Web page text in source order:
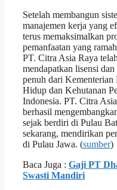
Setelah membangun
manajemen kerja yang
terus memaksimalkan
pemanfaatan yang
PT. Citra Asia Raya telah
mendapatkan lisensi
penuh dari Kementerian
Hidup dan Kehutanan
Indonesia. PT. Citra
berhasil
sejak berdiri di Pulau
sekarang, mendirikan
di Pulau Jawa. (sumber)
Baca Juga : Gaji PT
Swasti Mandiri